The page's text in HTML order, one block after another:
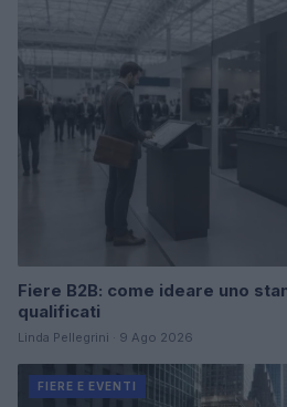
Fiere B2B: come ideare uno
qualificati
Linda Pellegrini · 9 Ago 2026
FIERE E EVENTI